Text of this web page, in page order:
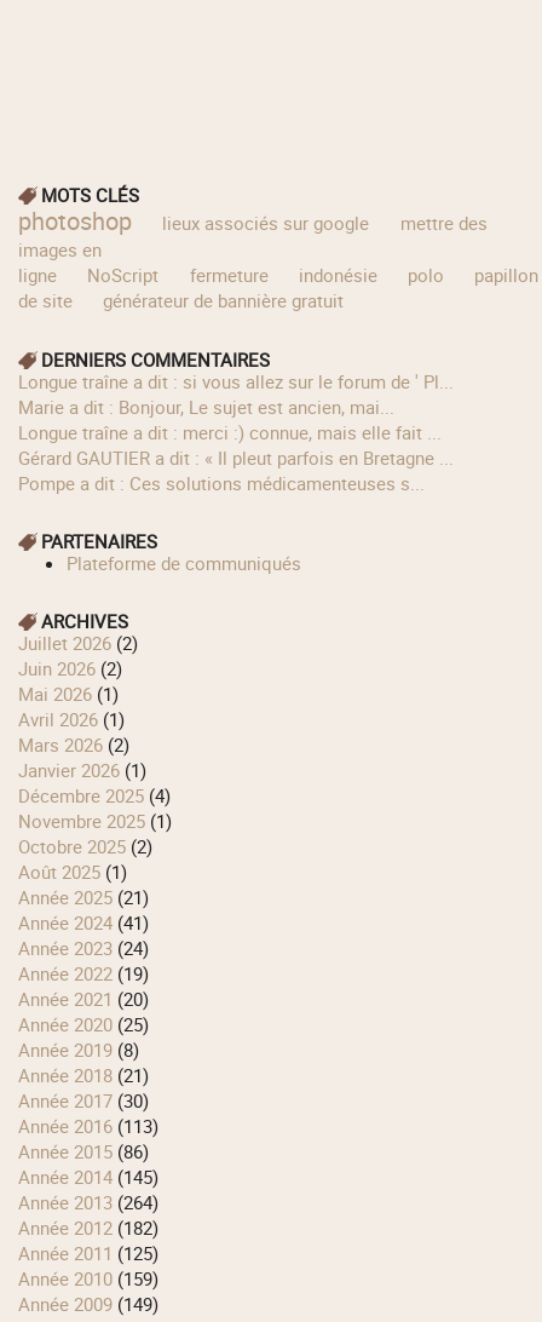
MOTS CLÉS
photoshop lieux associés sur google
mettre des
images en
ligne
NoScript fermeture indonésie polo
papillon
de site
générateur de bannière gratuit
DERNIERS COMMENTAIRES
longue traîne a dit : si vous allez sur le forum de ' Pl...
Marie a dit : Bonjour, Le sujet est ancien, mai...
longue traîne a dit : merci :) connue, mais elle fait ...
Gérard GAUTIER a dit : « Il pleut parfois en Bretagne ...
Pompe a dit : Ces solutions médicamenteuses s...
PARTENAIRES
Plateforme de communiqués
ARCHIVES
juillet 2026 (2)
juin 2026 (2)
mai 2026 (1)
avril 2026 (1)
mars 2026 (2)
janvier 2026 (1)
décembre 2025 (4)
novembre 2025 (1)
octobre 2025 (2)
août 2025 (1)
année 2025 (21)
année 2024 (41)
année 2023 (24)
année 2022 (19)
année 2021 (20)
année 2020 (25)
année 2019 (8)
année 2018 (21)
année 2017 (30)
année 2016 (113)
année 2015 (86)
année 2014 (145)
année 2013 (264)
année 2012 (182)
année 2011 (125)
année 2010 (159)
année 2009 (149)